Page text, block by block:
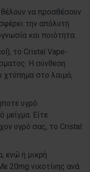
να προσθέσουν
την απόλυτη
και ποιότητα.
το Cristal Vape-
Η σύνθεση
χτύπημα στο λαιμό,
υγρό
μείγμα. Είτε
υγρό σας, το Cristal
ενώ η μικρή
20mg νικοτίνης ανά